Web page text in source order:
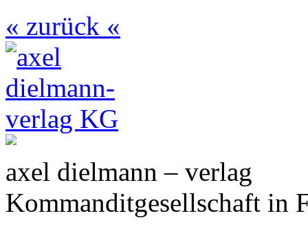
« zurück «
axel dielmann – verlag
Kommanditgesellschaft in